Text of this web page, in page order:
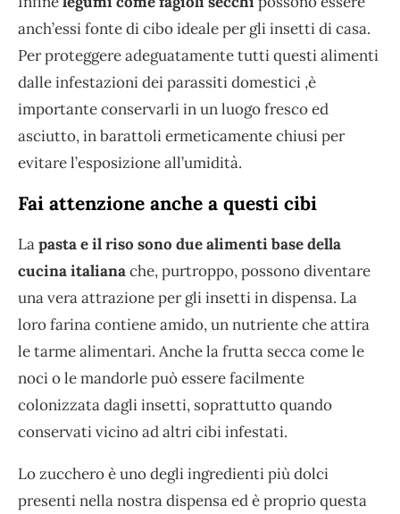
anch’essi fonte di cibo ideale per gli insetti di casa.
Per proteggere adeguatamente tutti questi alimenti
dalle infestazioni dei parassiti domestici ,è
importante conservarli in un luogo fresco ed
asciutto, in barattoli ermeticamente chiusi per
evitare l’esposizione all’umidità.
Fai attenzione anche a questi cibi
Lapasta e il riso sono due alimenti base della
cucina italianache, purtroppo, possono diventare
una vera attrazione per gli insetti in dispensa. La
loro farina contiene amido, un nutriente che attira
le tarme alimentari. Anche la frutta secca come le
noci o le mandorle può essere facilmente
colonizzata dagli insetti, soprattutto quando
conservati vicino ad altri cibi infestati.
Lo zucchero è uno degli ingredienti più dolci
presenti nella nostra dispensa ed è proprio questa